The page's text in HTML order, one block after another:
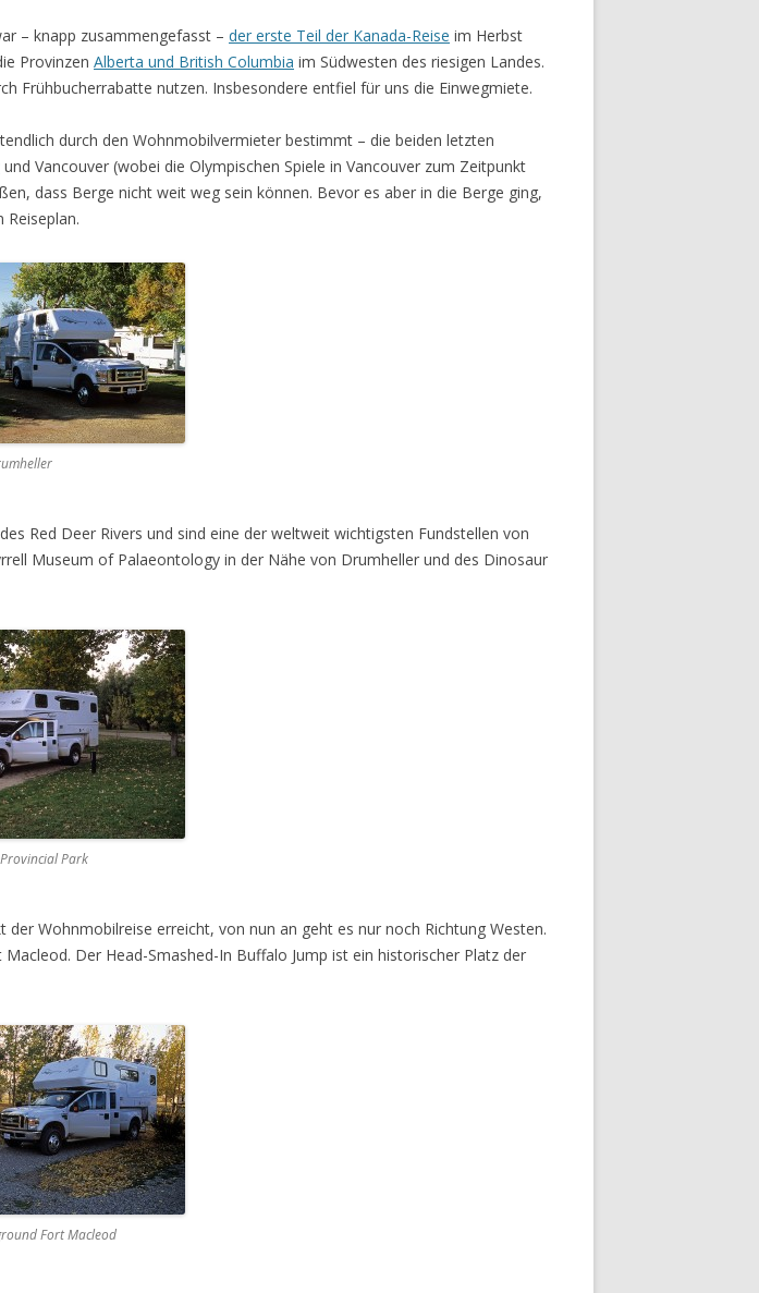
– knapp zusammengefasst – der erste Teil der Kanada-Reise im Herbst
Provinzen Alberta und British Columbia im Südwesten des riesigen Landes.
Frühbucherrabatte nutzen. Insbesondere entfiel für uns die Einwegmiete.
durch den Wohnmobilvermieter bestimmt – die beiden letzten
und Vancouver (wobei die Olympischen Spiele in Vancouver zum Zeitpunkt
dass Berge nicht weit weg sein können. Bevor es aber in die Berge ging,
Red Deer Rivers und sind eine der weltweit wichtigsten Fundstellen von
Museum of Palaeontology in der Nähe von Drumheller und des Dinosaur
Park
der Wohnmobilreise erreicht, von nun an geht es nur noch Richtung Westen.
Der Head-Smashed-In Buffalo Jump ist ein historischer Platz der
Fort Macleod